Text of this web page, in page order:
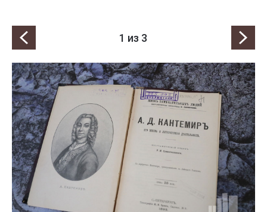
1 из 3